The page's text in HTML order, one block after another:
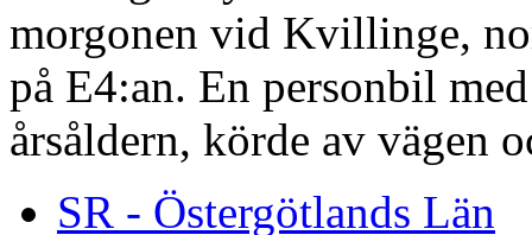
morgonen vid Kvillinge,
på E4:an. En personbil
årsåldern, körde av vägen
SR - Östergötlands Län